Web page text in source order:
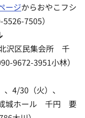
ージからおやこフシ
7505）
沢区民集会所 千
9672-3951小林）
4/30（火）、
城ホール 千円 要